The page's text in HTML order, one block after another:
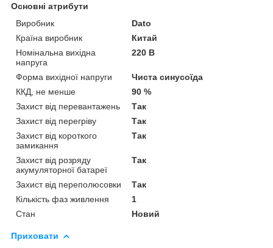
Основні атрибути
Виробник
Dato
Країна виробник
Китай
Номінальна вихідна
напруга
220 В
Форма вихідної напруги
Чиста синусоїда
ККД, не менше
90 %
Захист від перевантажень
Так
Захист від перегріву
Так
Захист від короткого
замикання
Так
Захист від розряду
акумуляторної батареї
Так
Захист від переполюсовки
Так
Кількість фаз живлення
1
Стан
Новий
Приховати